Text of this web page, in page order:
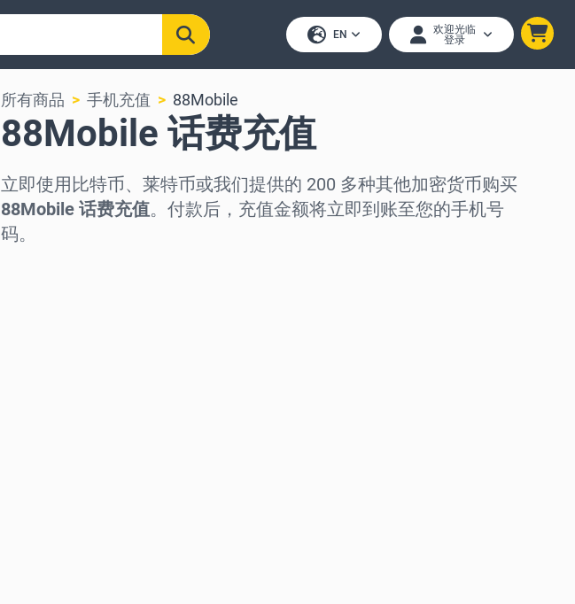
EN
欢迎光临
登录
所有商品 手机充值 88Mobile
88Mobile 话费充值
立即使用比特币、莱特币或我们提供的 200 多种其他加密货币购买
88Mobile 话费充值。付款后，充值金额将立即到账至您的手机号
码。